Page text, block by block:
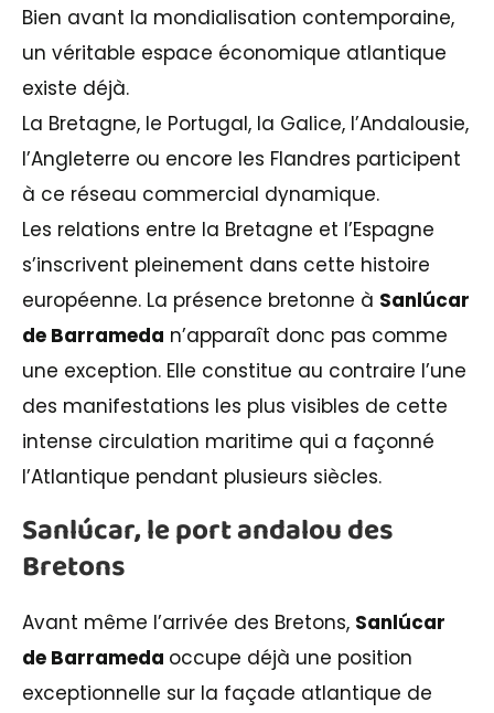
Bien avant la mondialisation contemporaine,
un véritable espace économique atlantique
existe déjà.
La Bretagne, le Portugal, la Galice, l’Andalousie,
l’Angleterre ou encore les Flandres participent
à ce réseau commercial dynamique.
Les relations entre la Bretagne et l’Espagne
s’inscrivent pleinement dans cette histoire
européenne. La présence bretonne à Sanlúcar
de Barrameda n’apparaît donc pas comme
une exception. Elle constitue au contraire l’une
des manifestations les plus visibles de cette
intense circulation maritime qui a façonné
l’Atlantique pendant plusieurs siècles.
Sanlúcar, le port andalou des
Bretons
Avant même l’arrivée des Bretons, Sanlúcar
de Barrameda occupe déjà une position
exceptionnelle sur la façade atlantique de